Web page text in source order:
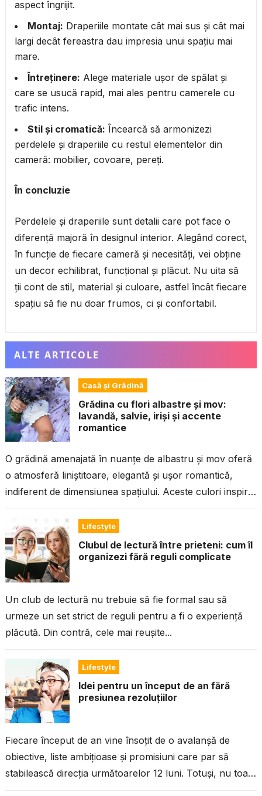
aspect îngrijit.
Montaj: Draperiile montate cât mai sus și cât mai
largi decât fereastra dau impresia unui spațiu mai
mare.
Întreținere: Alege materiale ușor de spălat și
care se usucă rapid, mai ales pentru camerele cu
trafic intens.
Stil și cromatică: Încearcă să armonizezi
perdelele și draperiile cu restul elementelor din
cameră: mobilier, covoare, pereți.
În concluzie
Perdelele și draperiile sunt detalii care pot face o
diferență majoră în designul interior. Alegând corect,
în funcție de fiecare cameră și necesități, vei obține
un decor echilibrat, funcțional și plăcut. Nu uita să
ții cont de stil, material și culoare, astfel încât fiecare
spațiu să fie nu doar frumos, ci și confortabil.
ALTE ARTICOLE
Casă și Grădină
Grădina cu flori albastre și mov:
lavandă, salvie, iriși și accente
romantice
O grădină amenajată în nuanțe de albastru și mov oferă
o atmosferă liniștitoare, elegantă și ușor romantică,
indiferent de dimensiunea spațiului. Aceste culori inspiră
Lifestyle
Clubul de lectură între prieteni: cum îl
organizezi fără reguli complicate
Un club de lectură nu trebuie să fie formal sau să
urmeze un set strict de reguli pentru a fi o experiență
plăcută. Din contră, cele mai reușite...
Lifestyle
Idei pentru un început de an fără
presiunea rezoluțiilor
Fiecare început de an vine însoțit de o avalanșă de
obiective, liste ambițioase și promisiuni care par să
stabilească direcția următoarelor 12 luni. Totuși, nu toată